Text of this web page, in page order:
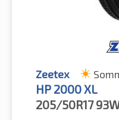
Zeetex
HP 2000 XL
205/50R17